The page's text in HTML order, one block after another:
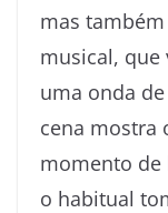
mas
musical, que
uma onda
cena mostra
momento de
o habitual